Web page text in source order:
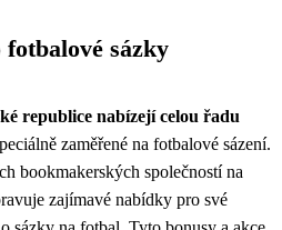
sázky
republice nabízejí celou řadu
zaměřené na fotbalové sázení.
bookmakerských společností na
zajímavé nabídky pro své